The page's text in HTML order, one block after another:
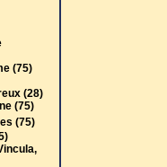
(75)
(28)
(75)
(75)